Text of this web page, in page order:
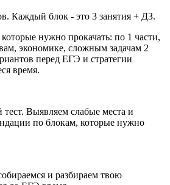
Каждый блок - это 3 занятия + ДЗ.
нужно прокачать: по 1 части,
экономике, сложным задачам 2
перед ЕГЭ и стратегии
время.
тест. Выявляем слабые места и
по блокам, которые нужно
и разбираем твою